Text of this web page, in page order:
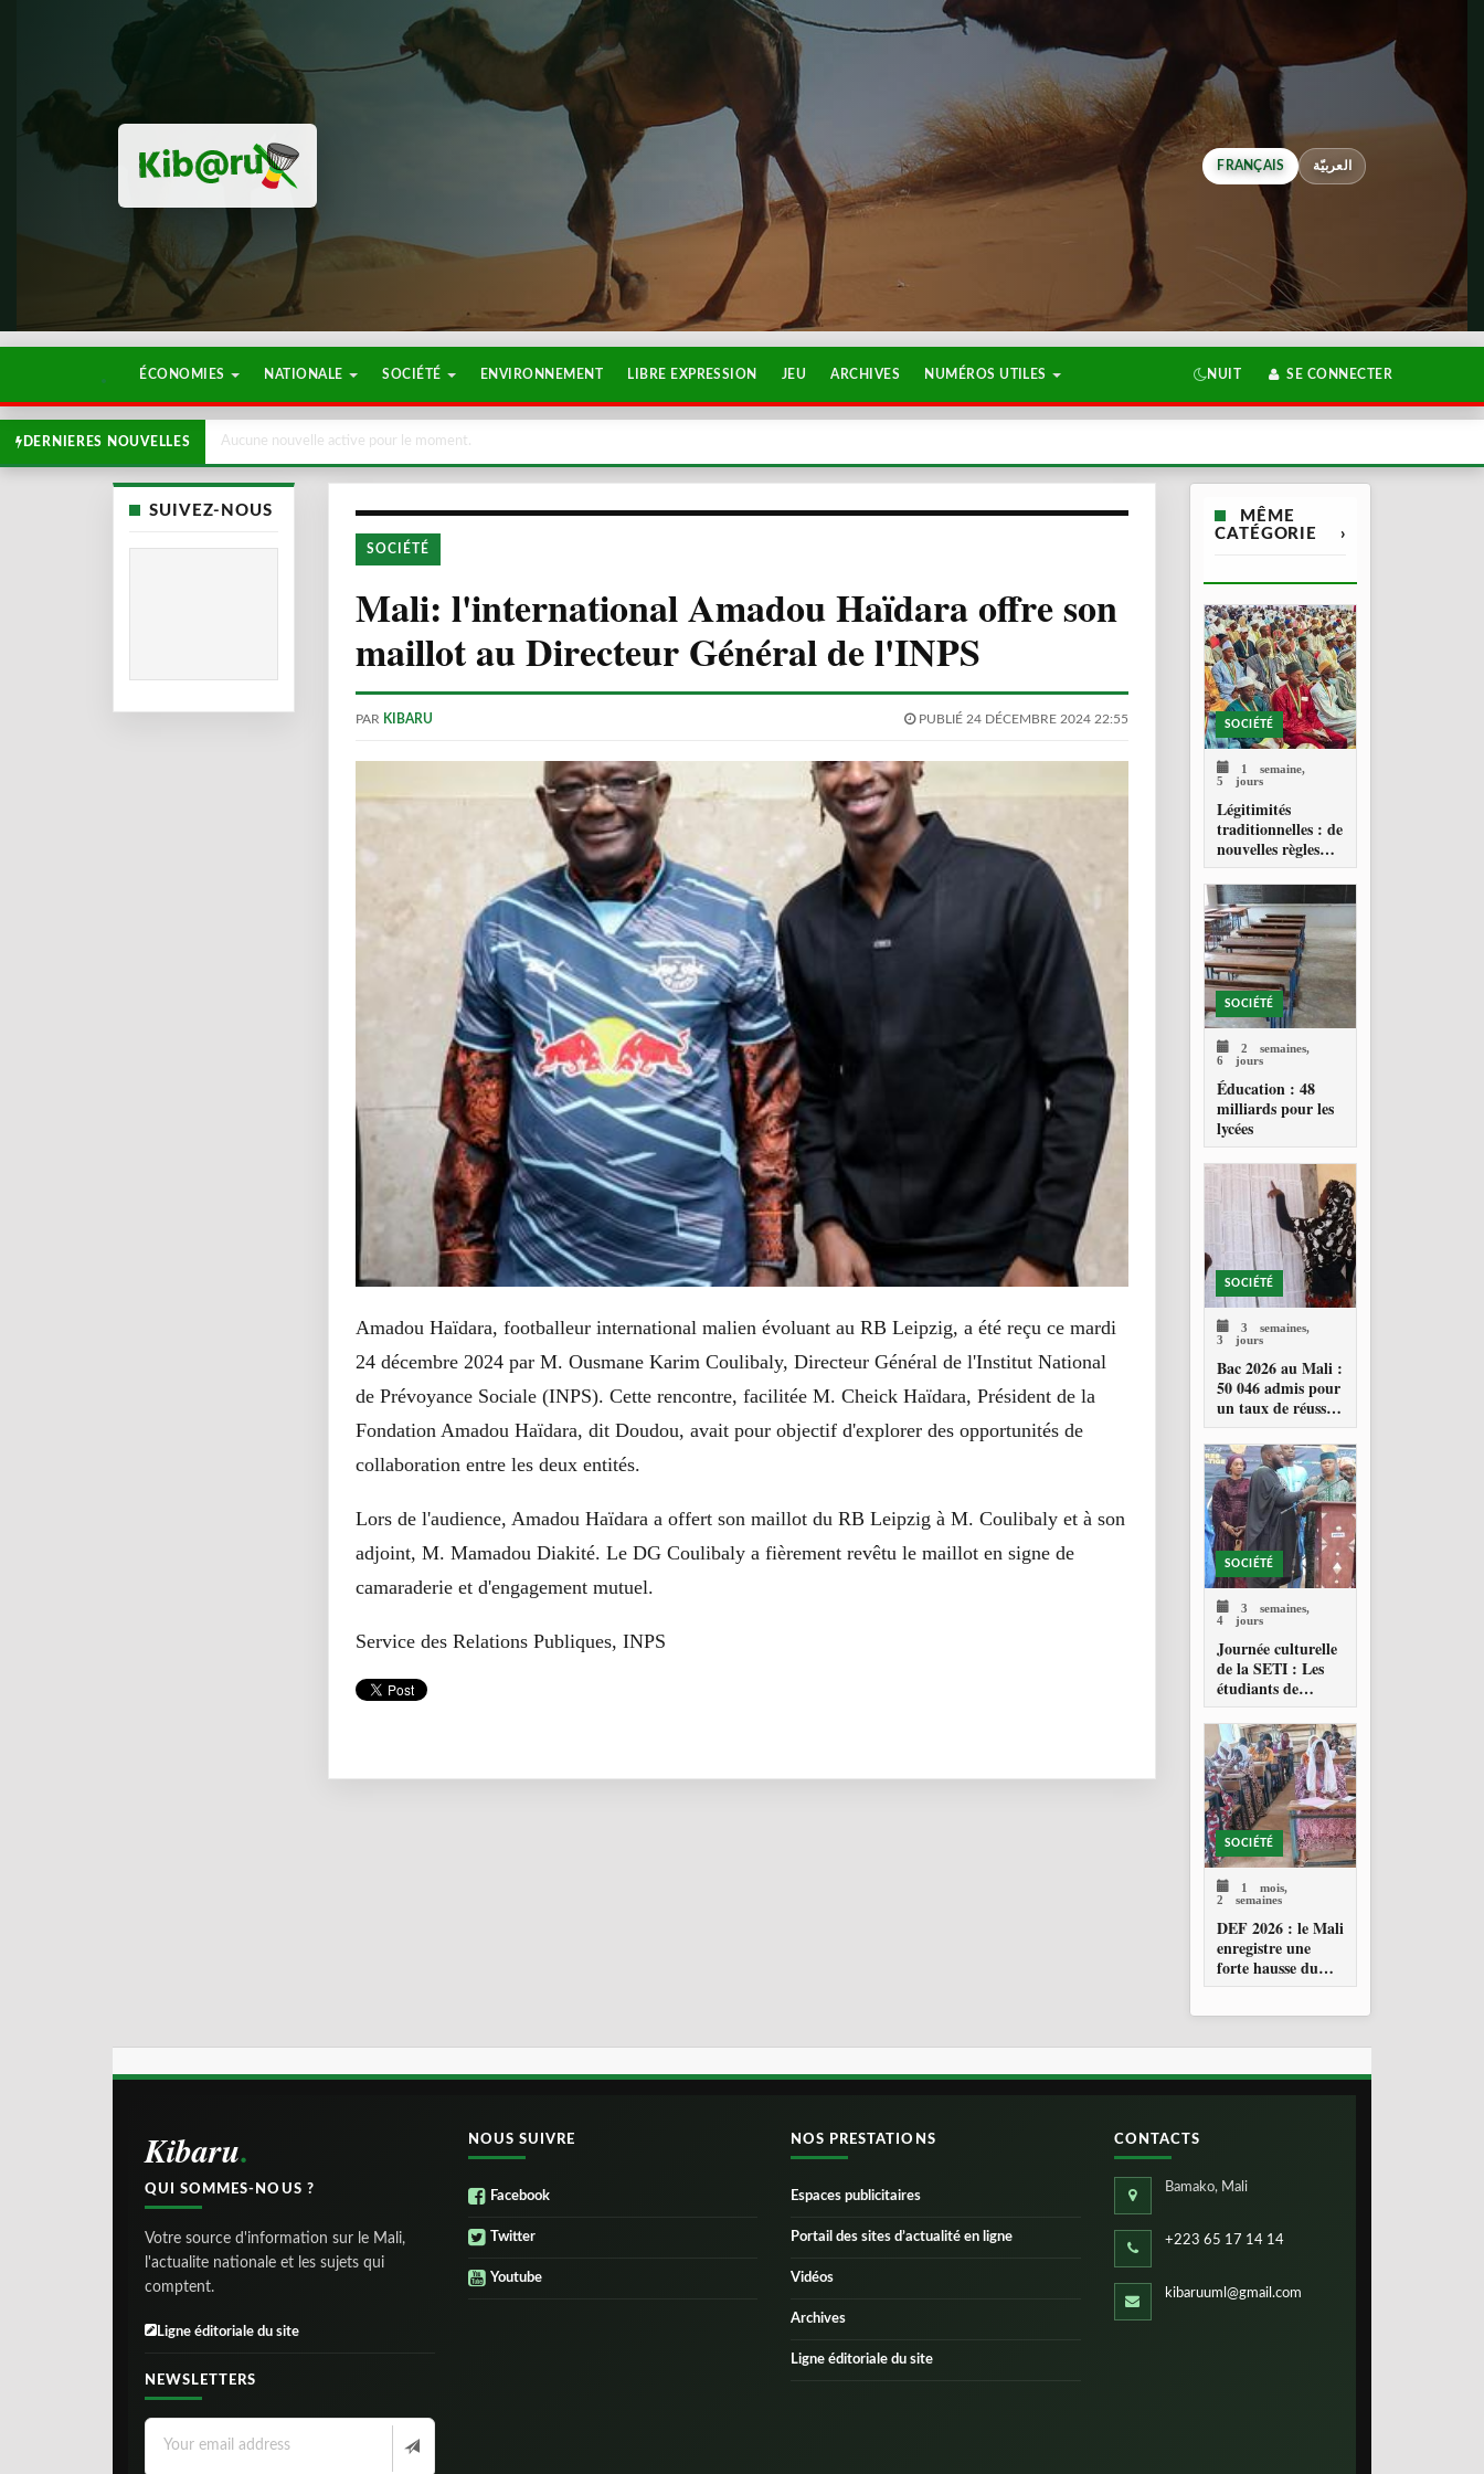
FRANÇAIS العربيّة
ÉCONOMIES NATIONALE SOCIÉTÉ ENVIRONNEMENT LIBRE EXPRESSION JEU ARCHIVES NUMÉROS UTILES NUIT SE CONNECTER
DERNIERES NOUVELLES Aucune nouvelle active pour le moment.
SUIVEZ-NOUS
SOCIÉTÉ
Mali: l'international Amadou Haïdara offre son
maillot au Directeur Général de l'INPS
PAR KIBARU PUBLIÉ 24 DÉCEMBRE 2024 22:55
Amadou Haïdara, footballeur international malien évoluant au RB Leipzig, a été reçu ce mardi
24 décembre 2024 par M. Ousmane Karim Coulibaly, Directeur Général de l'Institut National
de Prévoyance Sociale (INPS). Cette rencontre, facilitée M. Cheick Haïdara, Président de la
Fondation Amadou Haïdara, dit Doudou, avait pour objectif d'explorer des opportunités de
collaboration entre les deux entités.
Lors de l'audience, Amadou Haïdara a offert son maillot du RB Leipzig à M. Coulibaly et à son
adjoint, M. Mamadou Diakité. Le DG Coulibaly a fièrement revêtu le maillot en signe de
camaraderie et d'engagement mutuel.
Service des Relations Publiques, INPS
MÊME
CATÉGORIE
›
SOCIÉTÉ
1 semaine,
5 jours
Légitimités
traditionnelles : de
nouvelles règles
pour les chefferies
locales
SOCIÉTÉ
2 semaines,
6 jours
Éducation : 48
milliards pour les
lycées
SOCIÉTÉ
3 semaines,
3 jours
Bac 2026 au Mali :
50 046 admis pour
un taux de réussite
de 34,23 %
SOCIÉTÉ
3 semaines,
4 jours
Journée culturelle
de la SETI : Les
étudiants de
Technolab-ISTA
célèbrent les
valeurs culturelles
maliennes
SOCIÉTÉ
1 mois,
2 semaines
DEF 2026 : le Mali
enregistre une
forte hausse du
taux de réussite
Kibaru
QUI SOMMES-NOUS ?
Votre source d'information sur le Mali,
l'actualite nationale et les sujets qui
comptent.
Ligne éditoriale du site
NEWSLETTERS
NOUS SUIVRE
Facebook
Twitter
Youtube
NOS PRESTATIONS
Espaces publicitaires
Portail des sites d’actualité en ligne
Vidéos
Archives
Ligne éditoriale du site
CONTACTS
Bamako, Mali
+223 65 17 14 14
kibaruuml@gmail.com